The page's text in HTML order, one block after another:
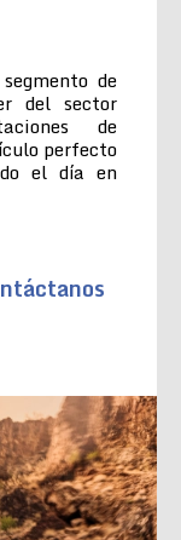
de
del sector
de
perfecto
el día en